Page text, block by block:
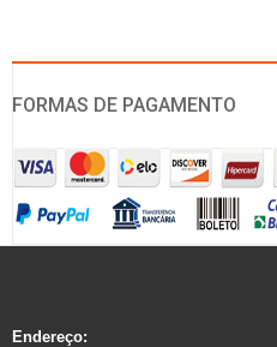
FORMAS DE PAGAMENTO
Endereço: